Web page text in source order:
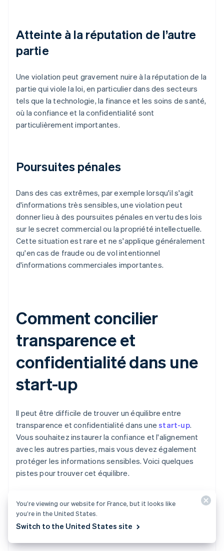
Atteinte à la réputation de l’autre
partie
Une violation peut gravement nuire à la réputation de la
partie qui viole la loi, en particulier dans des secteurs
tels que la technologie, la finance et les soins de santé,
où la confiance et la confidentialité sont
particulièrement importantes.
Poursuites pénales
Dans des cas extrêmes, par exemple lorsqu'il s'agit
d'informations très sensibles, une violation peut
donner lieu à des poursuites pénales en vertu des lois
sur le secret commercial ou la propriété intellectuelle.
Cette situation est rare et ne s'applique généralement
qu'en cas de fraude ou de vol intentionnel
d'informations commerciales importantes.
Comment concilier
transparence et
confidentialité dans une
start-up
Il peut être difficile de trouver un équilibre entre
transparence et confidentialité dans unestart-up.
Vous souhaitez instaurer la confiance et l'alignement
avec les autres parties, mais vous devez également
protéger les informations sensibles. Voici quelques
pistes pour trouver cet équilibre.
Savoir ce qui doit rester
confidentiel
You’re viewing our website for France, but it looks like
you’re in the United States.
Switch to the United States site